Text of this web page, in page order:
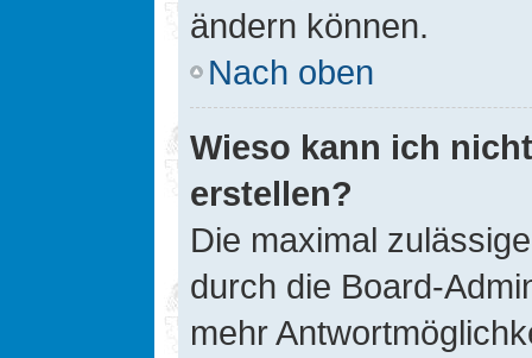
ändern können.
Nach oben
Wieso kann ich
erstellen?
Die maximal
durch die Board-
mehr